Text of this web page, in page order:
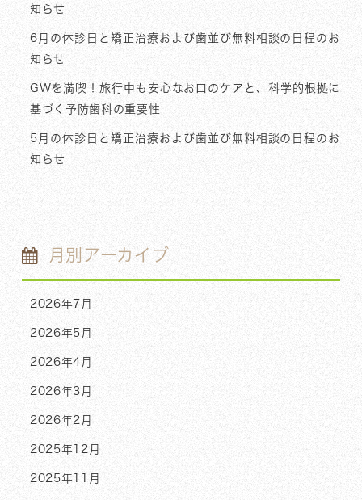
知らせ
6月の休診日と矯正治療および歯並び無料相談の日程のお
知らせ
GWを満喫！旅行中も安心なお口のケアと、科学的根拠に
基づく予防歯科の重要性
5月の休診日と矯正治療および歯並び無料相談の日程のお
知らせ
月別アーカイブ
2026年7月
2026年5月
2026年4月
2026年3月
2026年2月
2025年12月
2025年11月